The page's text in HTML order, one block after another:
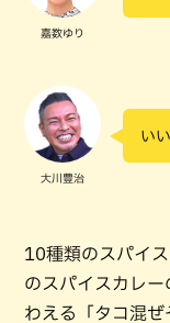
嘉数ゆり
大川豊治
い
10種類のスパイ
のスパイスカレ
わえる「タコ混ぜ